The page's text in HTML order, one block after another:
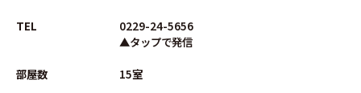
TEL
0229-24-5656
▲タップで発信
部屋数
15室